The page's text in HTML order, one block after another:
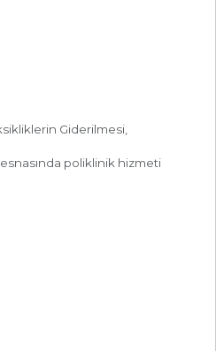
Giderilmesi,
esnasında poliklinik hizmeti